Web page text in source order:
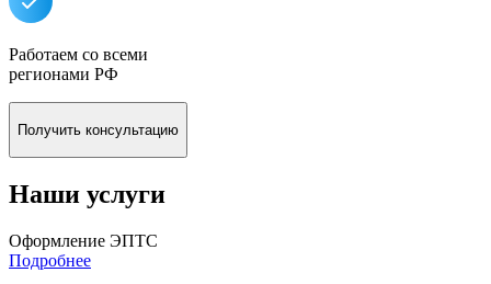
Работаем со всеми
регионами РФ
Получить консультацию
Наши услуги
Оформление ЭПТС
Подробнее